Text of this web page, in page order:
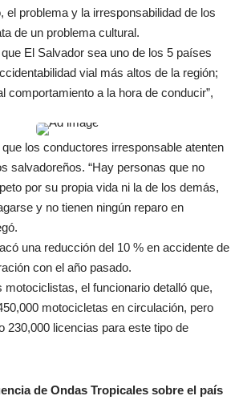
el problema y la irresponsabilidad de los
de un problema cultural.
El Salvador sea uno de los 5 países
vial más altos de la región;
comportamiento a la hora de conducir”,
los conductores irresponsable atenten
salvadoreños. “Hay personas que no
por su propia vida ni la de los demás,
y no tienen ningún reparo en
una reducción del 10 % en accidente de
con el año pasado.
motociclistas, el funcionario detalló que,
motocicletas en circulación, pero
230,000 licencias para este tipo de
de Ondas Tropicales sobre el país